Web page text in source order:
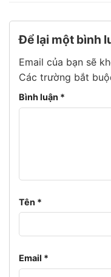
Để lại một bình
Email của bạn sẽ
Các trường bắt
Bình luận *
Tên *
Email *